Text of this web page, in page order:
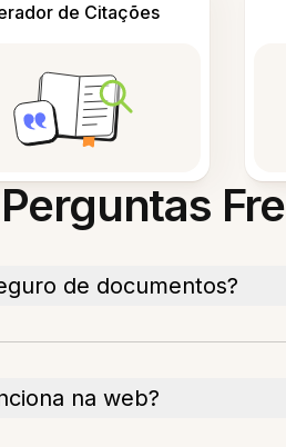
de Citações
Perguntas
de documentos?
na web?